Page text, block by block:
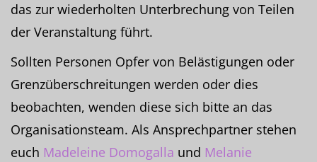
das zur wiederholten Unterbrechung von Teilen
der Veranstaltung führt.
Sollten Personen Opfer von Belästigungen oder
Grenzüberschreitungen werden oder dies
beobachten, wenden diese sich bitte an das
Organisationsteam. Als Ansprechpartner stehen
euch Madeleine Domogalla und Melanie